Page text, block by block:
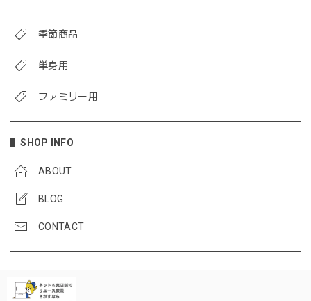
季節商品
単身用
ファミリー用
SHOP INFO
ABOUT
BLOG
CONTACT